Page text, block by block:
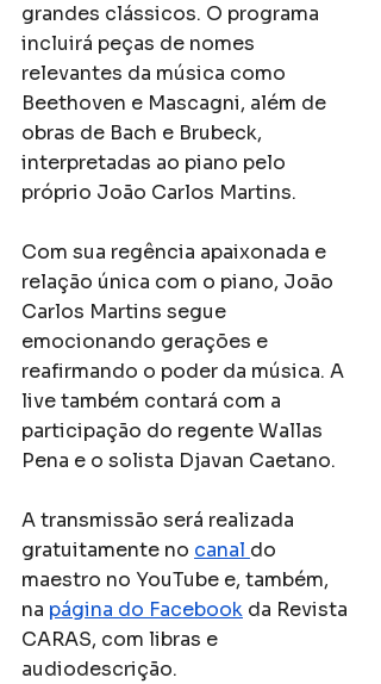
grandes clássicos. O programa
incluirá peças de nomes
relevantes da música como
Beethoven e Mascagni, além de
obras de Bach e Brubeck,
interpretadas ao piano pelo
próprio João Carlos Martins.
Com sua regência apaixonada e
relação única com o piano, João
Carlos Martins segue
emocionando gerações e
reafirmando o poder da música. A
live também contará com a
participação do regente Wallas
Pena e o solista Djavan Caetano.
A transmissão será realizada
gratuitamente no canal do
maestro no YouTube e, também,
na página do Facebook da Revista
CARAS, com libras e
audiodescrição.